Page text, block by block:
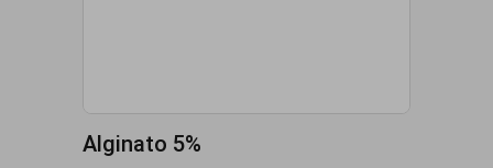
Alginato 5%